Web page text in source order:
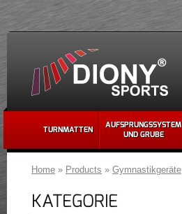
TURNMATTEN
AUFSPRUNGSSYSTEM
UND GRUBE
Home » Products » Gymnastikgeräte
KATEGORIE